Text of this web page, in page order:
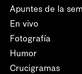
Apuntes de la
En vivo
Fotografía
Humor
Crucigramas